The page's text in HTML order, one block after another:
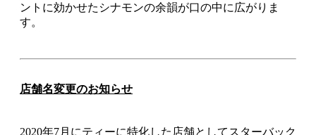
ントに効かせたシナモンの余韻が口の中に広がりま
す。
店舗名変更のお知らせ
2020年7月にティーに特化した店舗としてスターバック